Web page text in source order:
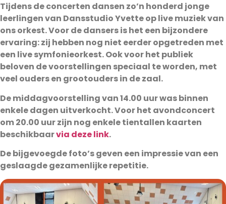
Tijdens de concerten dansen zo’n honderd jonge
leerlingen van Dansstudio Yvette op live muziek van
ons orkest. Voor de dansers is het een bijzondere
ervaring: zij hebben nog niet eerder opgetreden met
een live symfonieorkest. Ook voor het publiek
beloven de voorstellingen speciaal te worden, met
veel ouders en grootouders in de zaal.
De middagvoorstelling van 14.00 uur was binnen
enkele dagen uitverkocht. Voor het avondconcert
om 20.00 uur zijn nog enkele tientallen kaarten
beschikbaarvia deze link.
De bijgevoegde foto’s geven een impressie van een
geslaagde gezamenlijke repetitie.